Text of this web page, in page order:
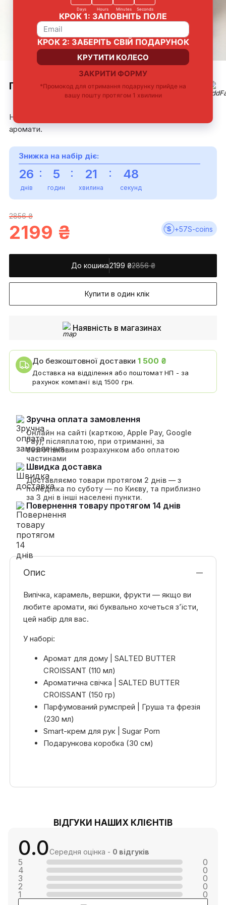
ПОДАРУНКОВИЙ НАБІР СОЛОДКИЙ
Набір для тих, хто любить солодкі, «десертні»
аромати.
Знижка на набір діє:
26
днів
: 5
годин
: 21
хвилина
: 47
секунд
2856 ₴
2199 ₴ +57S-coins
До кошика 2856 ₴
2199 ₴
Купити в один клік
Наявність в магазинах
До безкоштовної доставки1 500 ₴
Доставка на відділення або поштомат НП - за
рахунок компанії від 1500 грн.
Зручна оплата замовлення
Онлайн на сайті (карткою, Apple Pay, Google
Pay), післяплатою, при отриманні, за
безготівковим розрахунком або оплатою
частинами
Швидка доставка
Доставляємо товари протягом 2 днів — з
понеділка по суботу — по Києву, та приблизно
за 3 дні в інші населені пункти.
Повернення товару протягом 14 днів
Опис
Випічка, карамель, вершки, фрукти — якщо ви
любите аромати, які буквально хочеться зʼїсти,
цей набір для вас.
У наборі:
Аромат для дому | SALTED BUTTER
CROISSANT (110 мл)
Ароматична свічка | SALTED BUTTER
CROISSANT (150 гр)
Парфумований румспрей | Груша та фрезія
(230 мл)
Smart-крем для рук | Sugar Porn
Подарункова коробка (30 см)
ВІДГУКИ НАШИХ КЛІЄНТІВ
0.0Середня оцінка - 0 відгуків
5
0
4
0
3
0
2
0
1
0